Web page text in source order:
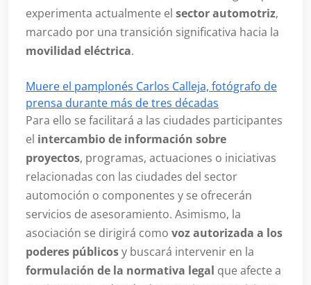
experimenta actualmente el sector automotriz,
marcado por una transición significativa hacia la
movilidad eléctrica.
Muere el pamplonés Carlos Calleja, fotógrafo de
prensa durante más de tres décadas
Para ello se facilitará a las ciudades participantes
el intercambio de información sobre
proyectos, programas, actuaciones o iniciativas
relacionadas con las ciudades del sector
automoción o componentes y se ofrecerán
servicios de asesoramiento. Asimismo, la
asociación se dirigirá como voz autorizada a los
poderes públicosy buscará intervenir en la
formulación de la normativa legal que afecte a